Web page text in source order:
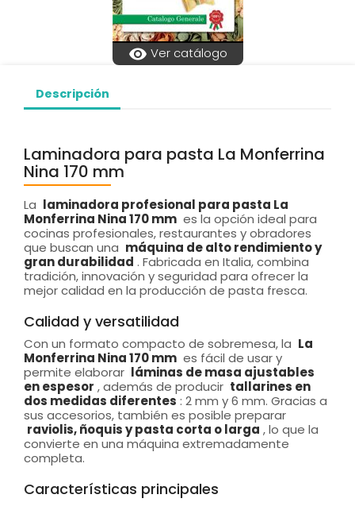
visibility Ver catálogo
Descripción
Laminadora para pasta La Monferrina
Nina 170 mm
La laminadora profesional para pasta La
Monferrina Nina 170 mm es la opción ideal para
cocinas profesionales, restaurantes y obradores
que buscan una máquina de alto rendimiento y
gran durabilidad . Fabricada en Italia, combina
tradición, innovación y seguridad para ofrecer la
mejor calidad en la producción de pasta fresca.
Calidad y versatilidad
Con un formato compacto de sobremesa, la La
Monferrina Nina 170 mm es fácil de usar y
permite elaborar láminas de masa ajustables
en espesor , además de producir tallarines en
dos medidas diferentes : 2 mm y 6 mm. Gracias a
sus accesorios, también es posible preparar
raviolis, ñoquis y pasta corta o larga , lo que la
convierte en una máquina extremadamente
completa.
Características principales